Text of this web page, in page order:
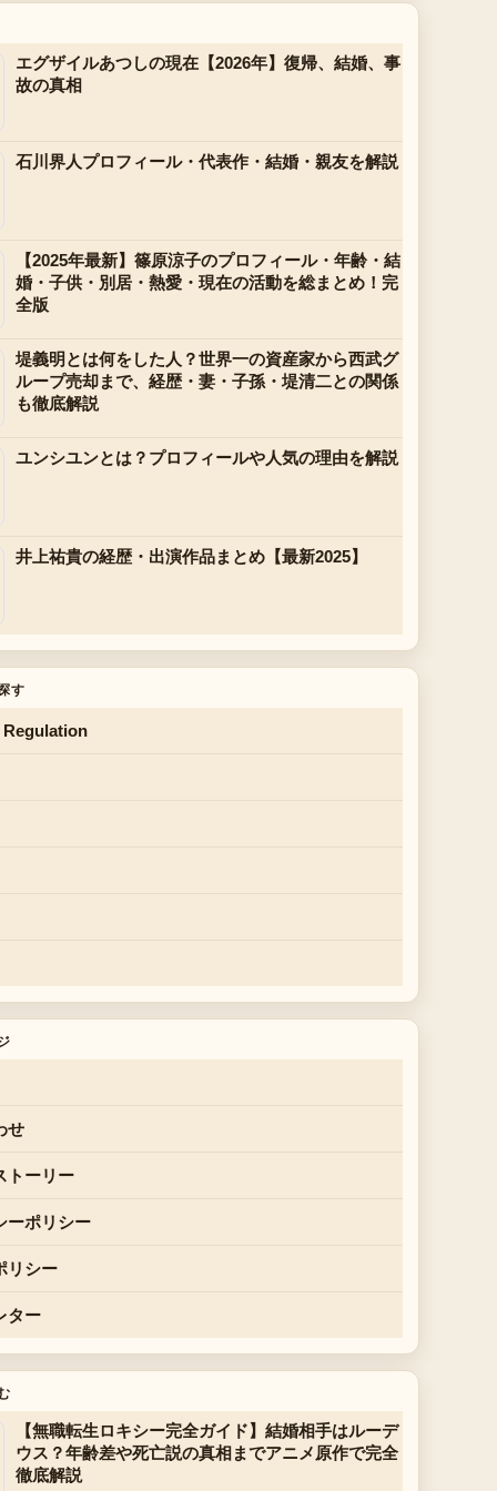
エグザイルあつしの現在【2026年】復帰、結婚、事
故の真相
石川界人プロフィール・代表作・結婚・親友を解説
【2025年最新】篠原涼子のプロフィール・年齢・結
婚・子供・別居・熱愛・現在の活動を総まとめ！完
全版
堤義明とは何をした人？世界一の資産家から西武グ
ループ売却まで、経歴・妻・子孫・堤清二との関係
も徹底解説
ユンシユンとは？プロフィールや人気の理由を解説
井上祐貴の経歴・出演作品まとめ【最新2025】
す
せ
トーリー
ーポリシー
リシー
ター
【無職転生ロキシー完全ガイド】結婚相手はルーデ
ウス？年齢差や死亡説の真相までアニメ原作で完全
徹底解説